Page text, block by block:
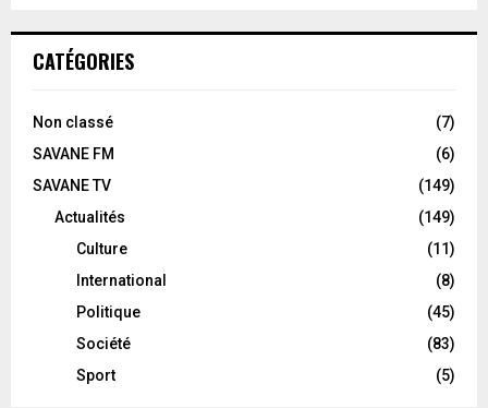
CATÉGORIES
Non classé
(7)
SAVANE FM
(6)
SAVANE TV
(149)
Actualités
(149)
Culture
(11)
International
(8)
Politique
(45)
Société
(83)
Sport
(5)